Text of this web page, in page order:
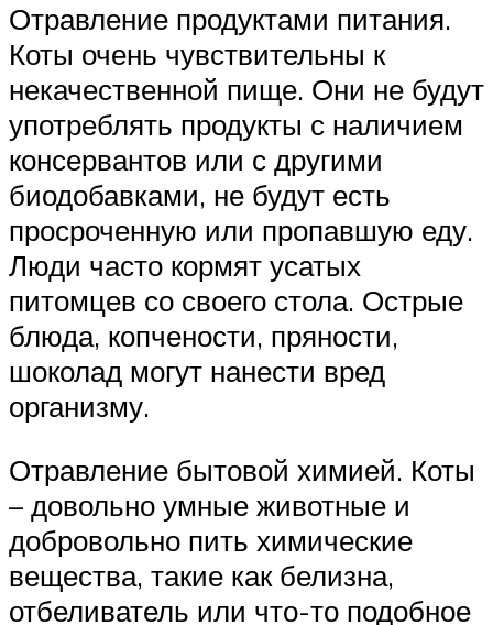
Отравление продуктами питания.
Коты очень чувствительны к
некачественной пище. Они не будут
употреблять продукты с наличием
консервантов или с другими
биодобавками, не будут есть
просроченную или пропавшую еду.
Люди часто кормят усатых
питомцев со своего стола. Острые
блюда, копчености, пряности,
шоколад могут нанести вред
организму.
Отравление бытовой химией. Коты
– довольно умные животные и
добровольно пить химические
вещества, такие как белизна,
отбеливатель или что-то подобное